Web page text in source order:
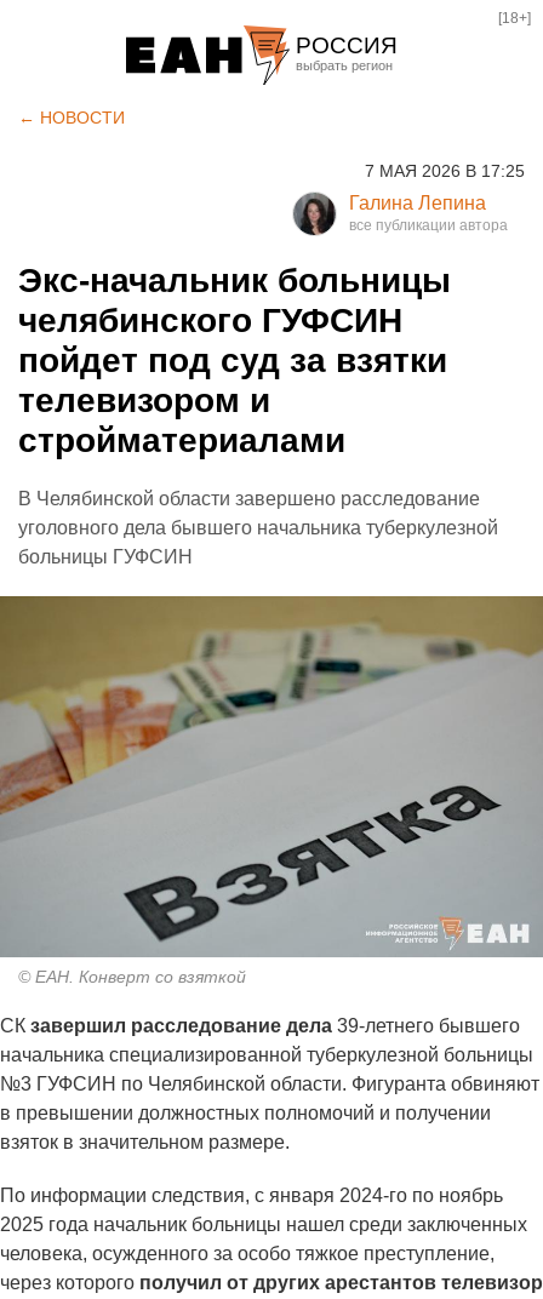
РОССИЯ
Курган
Оренбург
[18+]
← НОВОСТИ
7 МАЯ 2026 В 17:25
Галина Лепина
Экс-начальник больницы
челябинского ГУФСИН
пойдет под суд за взятки
телевизором и
стройматериалами
В Челябинской области завершено расследование
уголовного дела бывшего начальника туберкулезной
больницы ГУФСИН
© ЕАН. Конверт со взяткой
СК завершил расследование дела 39-летнего бывшего
начальника специализированной туберкулезной больницы
№3 ГУФСИН по Челябинской области. Фигуранта обвиняют
в превышении должностных полномочий и получении
взяток в значительном размере.
По информации следствия, с января 2024-го по ноябрь
2025 года начальник больницы нашел среди заключенных
человека, осужденного за особо тяжкое преступление,
через которого получил от других арестантов телевизор